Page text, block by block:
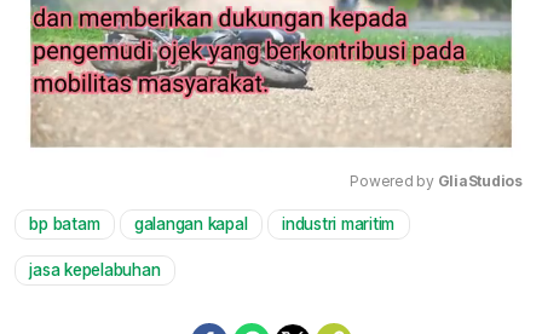
Powered by GliaStudios
bp batam galangan kapal industri maritim
jasa kepelabuhan